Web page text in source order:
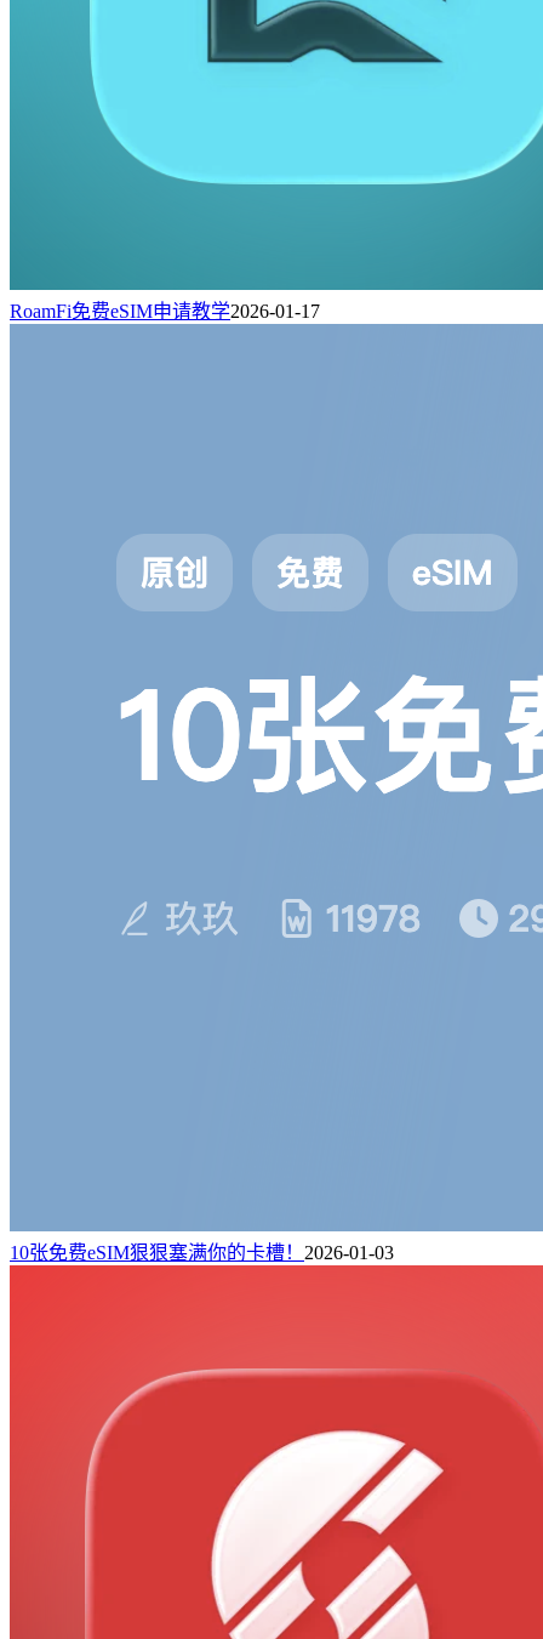
RoamFi免费eSIM申请教学2026-01-17
10张免费eSIM狠狠塞满你的卡槽！ 2026-01-03